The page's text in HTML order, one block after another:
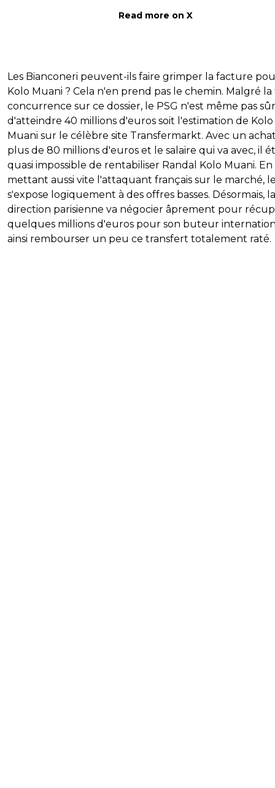
Read more on X
Les Bianconeri peuvent-ils faire grimper la facture
Kolo Muani ? Cela n'en prend pas le chemin. Malgré
concurrence sur ce dossier, le PSG n'est même pas sûr
d'atteindre 40 millions d'euros soit l'estimation de Kolo
Muani sur le célèbre site Transfermarkt. Avec un
plus de 80 millions d'euros et le salaire qui va avec, il
quasi impossible de rentabiliser Randal Kolo Muani. En
mettant aussi vite l'attaquant français sur le marché,
s'expose logiquement à des offres basses. Désormais, la
direction parisienne va négocier âprement pour
quelques millions d'euros pour son buteur
ainsi rembourser un peu ce transfert totalement raté.